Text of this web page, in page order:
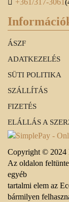
+361/317-3061
ÁSZF
ADATKEZELÉS
SÜTI POLITIKA
SZÁLLÍTÁS
FIZETÉS
ELÁLLÁS A
Copyright © 2024
Az oldalon
egyéb
tartalmi elem az
bármilyen